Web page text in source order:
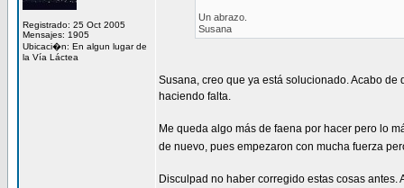
Registrado: 25 Oct 2005
Mensajes: 1905
Ubicaci�n: En algun lugar de
la Vía Láctea
Un abrazo.
Susana
Susana, creo que ya está solucionado. Acabo
haciendo falta.
Me queda algo más de faena por hacer pero lo
de nuevo, pues empezaron con mucha fuerza
Disculpad no haber corregido estas cosas